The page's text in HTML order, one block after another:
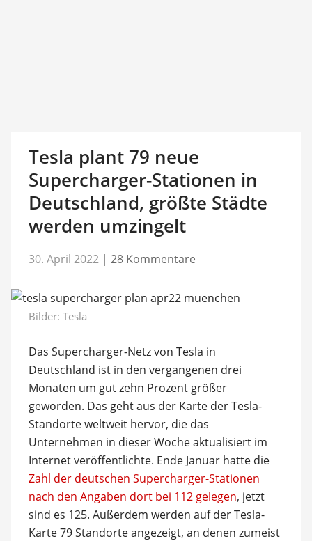
Tesla plant 79 neue
Supercharger-Stationen in
Deutschland, größte Städte
werden umzingelt
30. April 2022 | 28 Kommentare
Bilder: Tesla
Das Supercharger-Netz von Tesla in
Deutschland ist in den vergangenen drei
Monaten um gut zehn Prozent größer
geworden. Das geht aus der Karte der Tesla-
Standorte weltweit hervor, die das
Unternehmen in dieser Woche aktualisiert im
Internet veröffentlichte. Ende Januar hatte die
Zahl der deutschen Supercharger-Stationen
nach den Angaben dort bei 112 gelegen, jetzt
sind es 125. Außerdem werden auf der Tesla-
Karte 79 Standorte angezeigt, an denen zumeist